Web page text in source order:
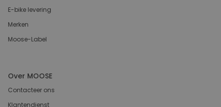
E-bike levering
Merken
Moose-Label
Over MOOSE
Contacteer ons
Klantendienst